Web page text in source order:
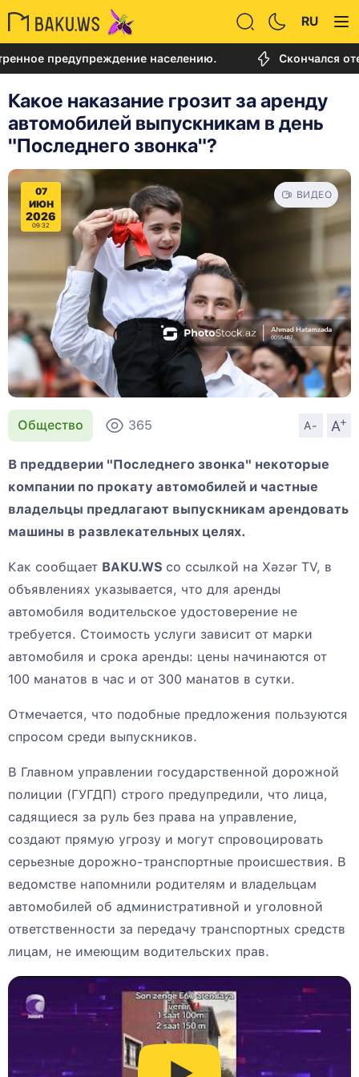
RU
населению. Скончался отец
Какое наказание грозит за аренду
автомобилей выпускникам в день
"Последнего звонка"?
07
ИЮН
2026
09:32
ВИДЕО
Общество 365 A- A
+
В преддверии "Последнего звонка" некоторые
компании по прокату автомобилей и частные
владельцы предлагают выпускникам арендовать
машины в развлекательных целях.
Как сообщает BAKU.WS со ссылкой на Xəzər TV, в
объявлениях указывается, что для аренды
автомобиля водительское удостоверение не
требуется. Стоимость услуги зависит от марки
автомобиля и срока аренды: цены начинаются от
100 манатов в час и от 300 манатов в сутки.
Отмечается, что подобные предложения пользуются
спросом среди выпускников.
В Главном управлении государственной дорожной
полиции (ГУГДП) строго предупредили, что лица,
садящиеся за руль без права на управление,
создают прямую угрозу и могут спровоцировать
серьезные дорожно-транспортные происшествия. В
ведомстве напомнили родителям и владельцам
автомобилей об административной и уголовной
ответственности за передачу транспортных средств
лицам, не имеющим водительских прав.